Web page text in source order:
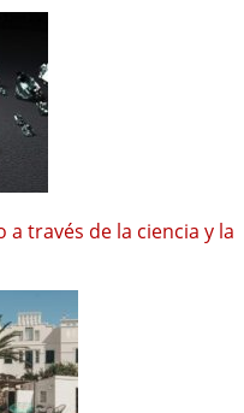
través de la ciencia y la